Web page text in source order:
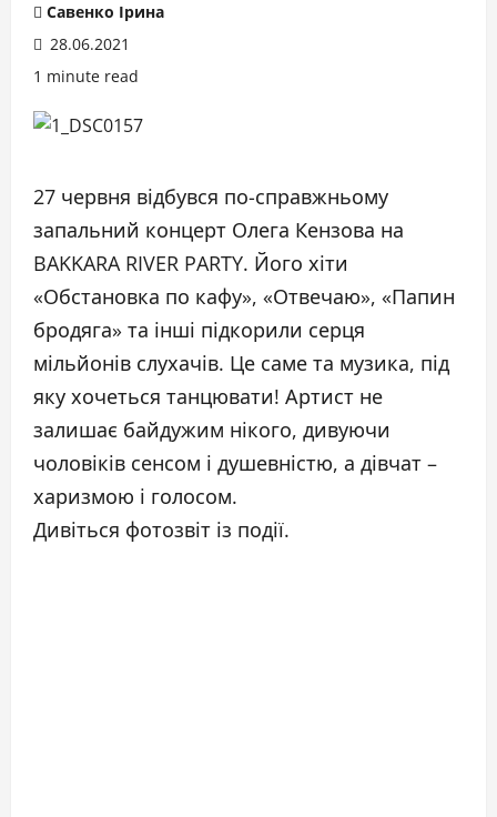
Савенко Ірина
28.06.2021
1 minute read
27 червня відбувся по-справжньому
запальний концерт Олега Кензова на
BAKKARA RIVER PARTY. Його хіти
«Обстановка по кафу», «Отвечаю», «Папин
бродяга» та інші підкорили серця
мільйонів слухачів. Це саме та музика, під
яку хочеться танцювати! Артист не
залишає байдужим нікого, дивуючи
чоловіків сенсом і душевністю, а дівчат –
харизмою і голосом.
Дивіться фотозвіт із події.